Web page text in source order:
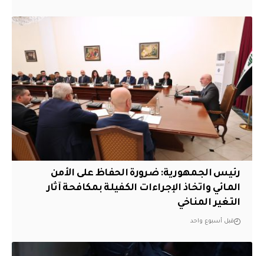
رئيس الجمهورية: ضرورة الحفاظ على الأمن
المائي واتخاذ الإجراءات الكفيلة بمكافحة آثار
التغير المناخي
قبل أسبوع واحد